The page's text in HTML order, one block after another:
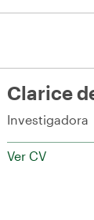
Clarice
Investigadora
Ver CV